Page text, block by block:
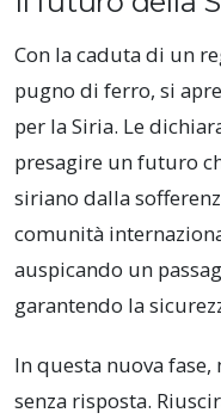
Con la caduta di un
pugno di ferro, si
per la Siria. Le
presagire un futuro
siriano dalla
comunità
auspicando un
garantendo la
In questa nuova
senza risposta.